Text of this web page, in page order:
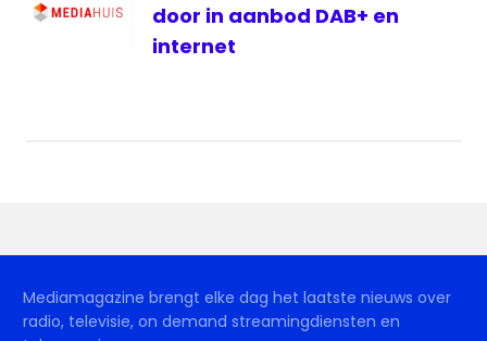
door in aanbod DAB+ en
internet
Mediamagazine brengt elke dag het laatste nieuws over
radio, televisie, on demand streamingdiensten en